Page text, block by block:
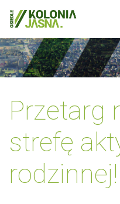
Przetarg
strefę
rodzinnej!